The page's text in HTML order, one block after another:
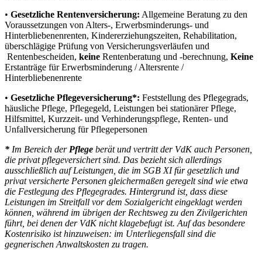
• Gesetzliche Rentenversicherung: Allgemeine Beratung zu den
Voraussetzungen von Alters-, Erwerbsminderungs- und
Hinterbliebenenrenten, Kindererziehungszeiten, Rehabilitation,
überschlägige Prüfung von Versicherungsverläufen und
Rentenbescheiden, keine Rentenberatung und -berechnung, Keine
Erstanträge für Erwerbsminderung / Altersrente /
Hinterbliebenenrente
• Gesetzliche Pflegeversicherung*: Feststellung des Pflegegrads,
häusliche Pflege, Pflegegeld, Leistungen bei stationärer Pflege,
Hilfsmittel, Kurzzeit- und Verhinderungspflege, Renten- und
Unfallversicherung für Pflegepersonen
* Im Bereich der Pflege berät und vertritt der VdK auch Personen,
die privat pflegeversichert sind. Das bezieht sich allerdings
ausschließlich auf Leistungen, die im SGB XI für gesetzlich und
privat versicherte Personen gleichermaßen geregelt sind wie etwa
die Festlegung des Pflegegrades. Hintergrund ist, dass diese
Leistungen im Streitfall vor dem Sozialgericht eingeklagt werden
können, während im übrigen der Rechtsweg zu den Zivilgerichten
führt, bei denen der VdK nicht klagebefugt ist. Auf das besondere
Kostenrisiko ist hinzuweisen: im Unterliegensfall sind die
gegnerischen Anwaltskosten zu tragen.